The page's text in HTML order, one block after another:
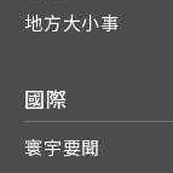
地方大小事
國際
寰宇要聞